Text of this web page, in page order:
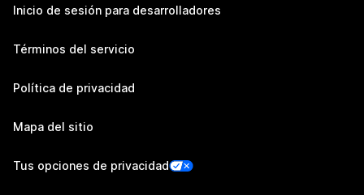
Inicio de sesión para desarrolladores
Términos del servicio
Política de privacidad
Mapa del sitio
Tus opciones de privacidad